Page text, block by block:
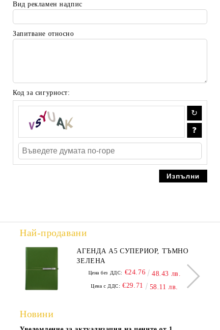
Вид рекламен надпис
Запитване относно
Код за сигурност:
Най-продавани
АГЕНДА А5 СУПЕРИОР, ТЪМНО
ЗЕЛЕНА
Цена без ДДС: €24.76 48.43 лв.
Цена с ДДС: €29.71 58.11 лв.
Новини